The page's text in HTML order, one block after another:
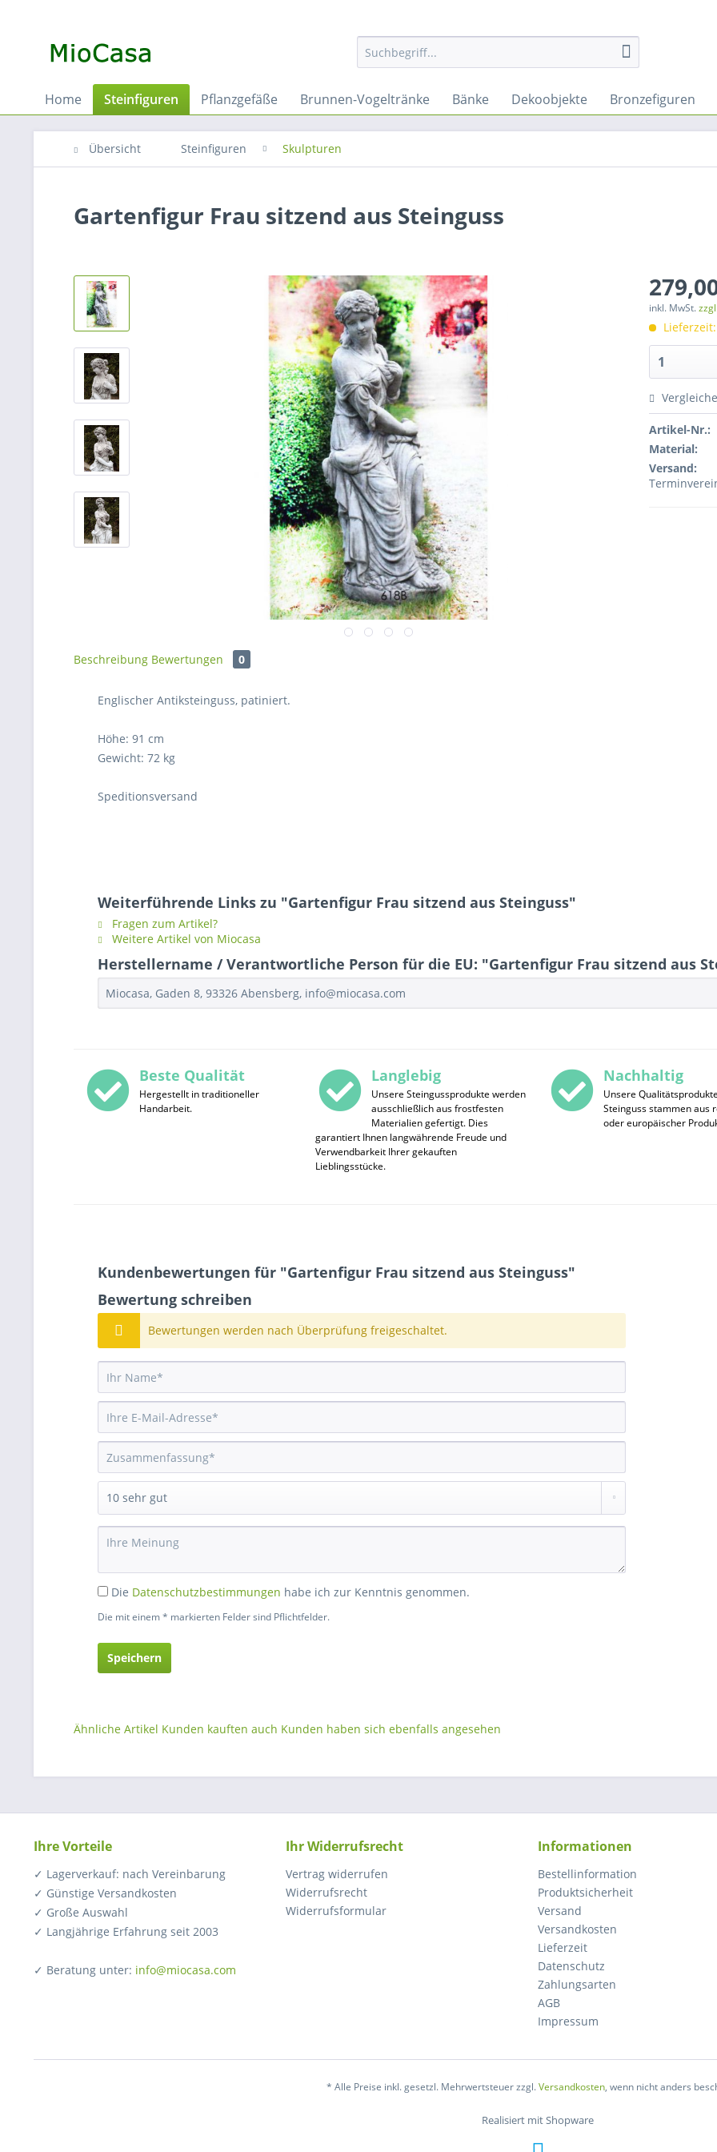
Home Steinfiguren Pflanzgefäße Brunnen-Vogeltränke Bänke Dekoobjekte Bronzefiguren
Übersicht Steinfiguren Skulpturen
Gartenfigur Frau sitzend aus Steinguss
inkl. MwSt.
Artikel-Nr.:
Material:
Versand:
Beschreibung Bewertungen 0
Englischer Antiksteinguss, patiniert.
Höhe: 91 cm
Gewicht: 72 kg
Speditionsversand
Weiterführende Links zu "Gartenfigur Frau sitzend aus Steinguss"
Fragen zum Artikel?
Weitere Artikel von Miocasa
Herstellername / Verantwortliche Person für die EU: "Gartenfigur Frau sitzend aus
Miocasa, Gaden 8, 93326 Abensberg, info@miocasa.com
Beste Qualität
Hergestellt in traditioneller
Handarbeit.
Langlebig
Unsere Steingussprodukte werden
ausschließlich aus frostfesten
Materialien gefertigt. Dies
garantiert Ihnen langwährende Freude und
Verwendbarkeit Ihrer gekauften
Lieblingsstücke.
Nachhaltig
Unsere
Steinguss stammen aus
oder europäischer
Kundenbewertungen für "Gartenfigur Frau sitzend aus Steinguss"
Bewertung schreiben
Bewertungen werden nach Überprüfung freigeschaltet.
Die Datenschutzbestimmungen habe ich zur Kenntnis genommen.
Die mit einem * markierten Felder sind Pflichtfelder.
Speichern
Ähnliche Artikel Kunden kauften auch Kunden haben sich ebenfalls angesehen
Ihre Vorteile
✓ Lagerverkauf: nach Vereinbarung
✓ Günstige Versandkosten
✓ Große Auswahl
✓ Langjährige Erfahrung seit 2003
✓ Beratung unter: info@miocasa.com
Ihr Widerrufsrecht
Vertrag widerrufen
Widerrufsrecht
Widerrufsformular
Informationen
Bestellinformation
Produktsicherheit
Versand
Versandkosten
Lieferzeit
Datenschutz
Zahlungsarten
AGB
Impressum
* Alle Preise inkl. gesetzl. Mehrwertsteuer zzgl.Versandkosten, wenn nicht anders
Realisiert mit Shopware